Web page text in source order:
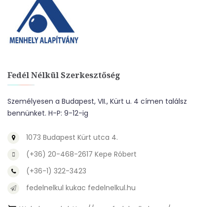
Fedél Nélkül Szerkesztőség
Személyesen a Budapest, VII., Kürt u. 4 címen találsz
bennünket. H-P: 9-12-ig
1073 Budapest Kürt utca 4.
(+36) 20-468-2617 Kepe Róbert
(+36-1) 322-3423
fedelnelkul kukac fedelnelkul.hu